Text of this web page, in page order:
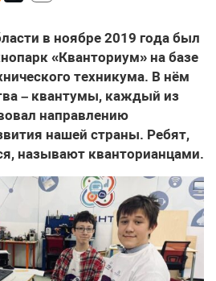
в ноябре 2019 года был
«Кванториум» на базе
техникума. В нём
– квантумы, каждый из
направлению
нашей страны. Ребят,
называют кванторианцами.